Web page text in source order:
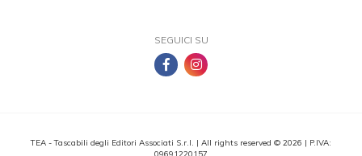
SEGUICI SU
TEA - Tascabili degli Editori Associati S.r.l. | All rights reserved © 2026 | P.IVA: